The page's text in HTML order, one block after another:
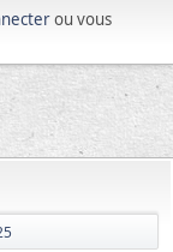
ou vous